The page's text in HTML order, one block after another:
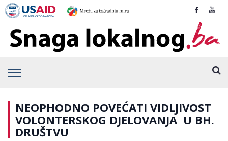
NEOPHODNO POVEĆATI VIDLJIVOST
VOLONTERSKOG DJELOVANJA U BH.
DRUŠTVU